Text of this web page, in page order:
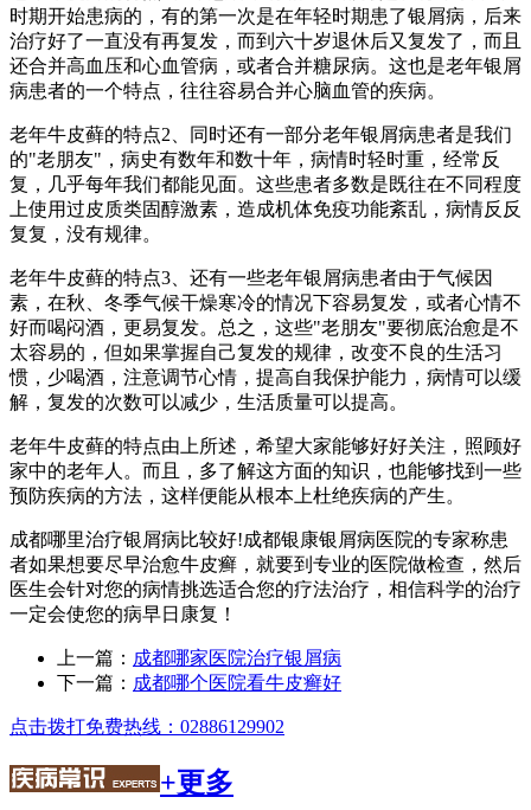
时期开始患病的，有的第一次是在年轻时期患了银屑病，后来
治疗好了一直没有再复发，而到六十岁退休后又复发了，而且
还合并高血压和心血管病，或者合并糖尿病。这也是老年银屑
病患者的一个特点，往往容易合并心脑血管的疾病。
老年牛皮藓的特点2、同时还有一部分老年银屑病患者是我们
的"老朋友"，病史有数年和数十年，病情时轻时重，经常反
复，几乎每年我们都能见面。这些患者多数是既往在不同程度
上使用过皮质类固醇激素，造成机体免疫功能紊乱，病情反反
复复，没有规律。
老年牛皮藓的特点3、还有一些老年银屑病患者由于气候因
素，在秋、冬季气候干燥寒冷的情况下容易复发，或者心情不
好而喝闷酒，更易复发。总之，这些"老朋友"要彻底治愈是不
太容易的，但如果掌握自己复发的规律，改变不良的生活习
惯，少喝酒，注意调节心情，提高自我保护能力，病情可以缓
解，复发的次数可以减少，生活质量可以提高。
老年牛皮藓的特点由上所述，希望大家能够好好关注，照顾好
家中的老年人。而且，多了解这方面的知识，也能够找到一些
预防疾病的方法，这样便能从根本上杜绝疾病的产生。
成都哪里治疗银屑病比较好!成都银康银屑病医院的专家称患
者如果想要尽早治愈牛皮癣，就要到专业的医院做检查，然后
医生会针对您的病情挑选适合您的疗法治疗，相信科学的治疗
一定会使您的病早日康复！
上一篇： 成都哪家医院治疗银屑病
下一篇： 成都哪个医院看牛皮癣好
点击拨打免费热线：02886129902
+更多